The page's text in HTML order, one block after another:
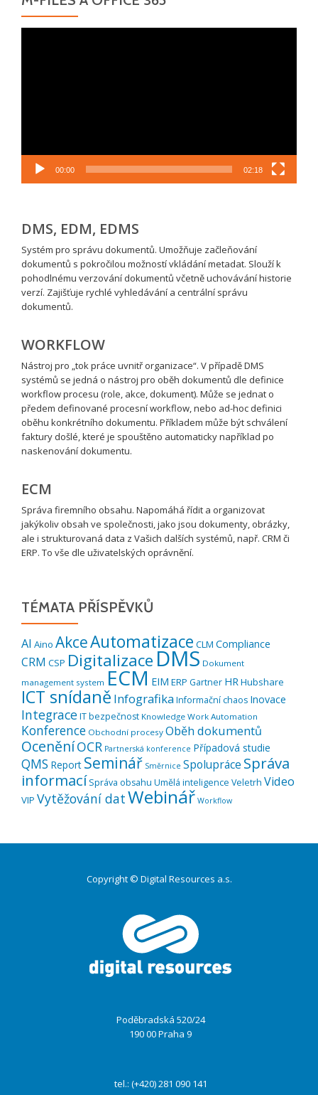
00:00 02:18
DMS, EDM, EDMS
Systém pro správu dokumentů. Umožňuje začleňování
dokumentů s pokročilou možností vkládání metadat. Slouží k
pohodlnému verzování dokumentů včetně uchovávání historie
verzí. Zajišťuje rychlé vyhledávání a centrální správu
dokumentů.
WORKFLOW
Nástroj pro „tok práce uvnitř organizace“. V případě DMS
systémů se jedná o nástroj pro oběh dokumentů dle definice
workflow procesu (role, akce, dokument). Může se jednat o
předem definované procesní workflow, nebo ad-hoc definici
oběhu konkrétního dokumentu. Příkladem může být schválení
faktury došlé, které je spouštěno automaticky například po
naskenování dokumentu.
ECM
Správa firemního obsahu. Napomáhá řídit a organizovat
jakýkoliv obsah ve společnosti, jako jsou dokumenty, obrázky,
ale i strukturovaná data z Vašich dalších systémů, např. CRM či
ERP. To vše dle uživatelských oprávnění.
TÉMATA PŘÍSPĚVKŮ
AI Aino AkceAutomatizace CLM Compliance
CRM CSP Digitalizace DMS Dokument
management system ECM EIM ERP Gartner HR Hubshare
ICT snídaně InfografikaInformační chaos Inovace
IntegraceIT bezpečnost Knowledge Work Automation
Konference Obchodní procesy Oběh dokumentů
OceněníOCR Partnerská konference Případová studie
QMS Report Seminář Směrnice Spolupráce Správa
informací Správa obsahu Umělá inteligence Veletrh Video
VIP Vytěžování datWebinář Workflow
Copyright © Digital Resources a.s.
Poděbradská 520/24
190 00 Praha 9
tel.: (+420) 281 090 141